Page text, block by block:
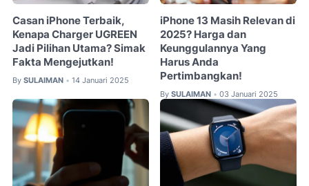
Casan iPhone Terbaik,
Kenapa Charger UGREEN
Jadi Pilihan Utama? Simak
Fakta Mengejutkan!
By SULAIMAN • 14 Januari 2025
iPhone 13 Masih Relevan di
2025? Harga dan
Keunggulannya Yang
Harus Anda
Pertimbangkan!
By SULAIMAN • 03 Januari 2025